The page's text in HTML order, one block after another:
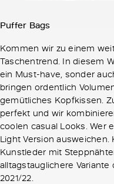
Puffer Bags
Kommen wir zu einem
Taschentrend. In diesem
ein Must-have, sonder
bringen ordentlich
gemütliches Kopfkissen.
perfekt und wir
coolen casual Looks. Wer
Light Version ausweichen.
Kunstleder mit
alltagstauglichere
2021/22.